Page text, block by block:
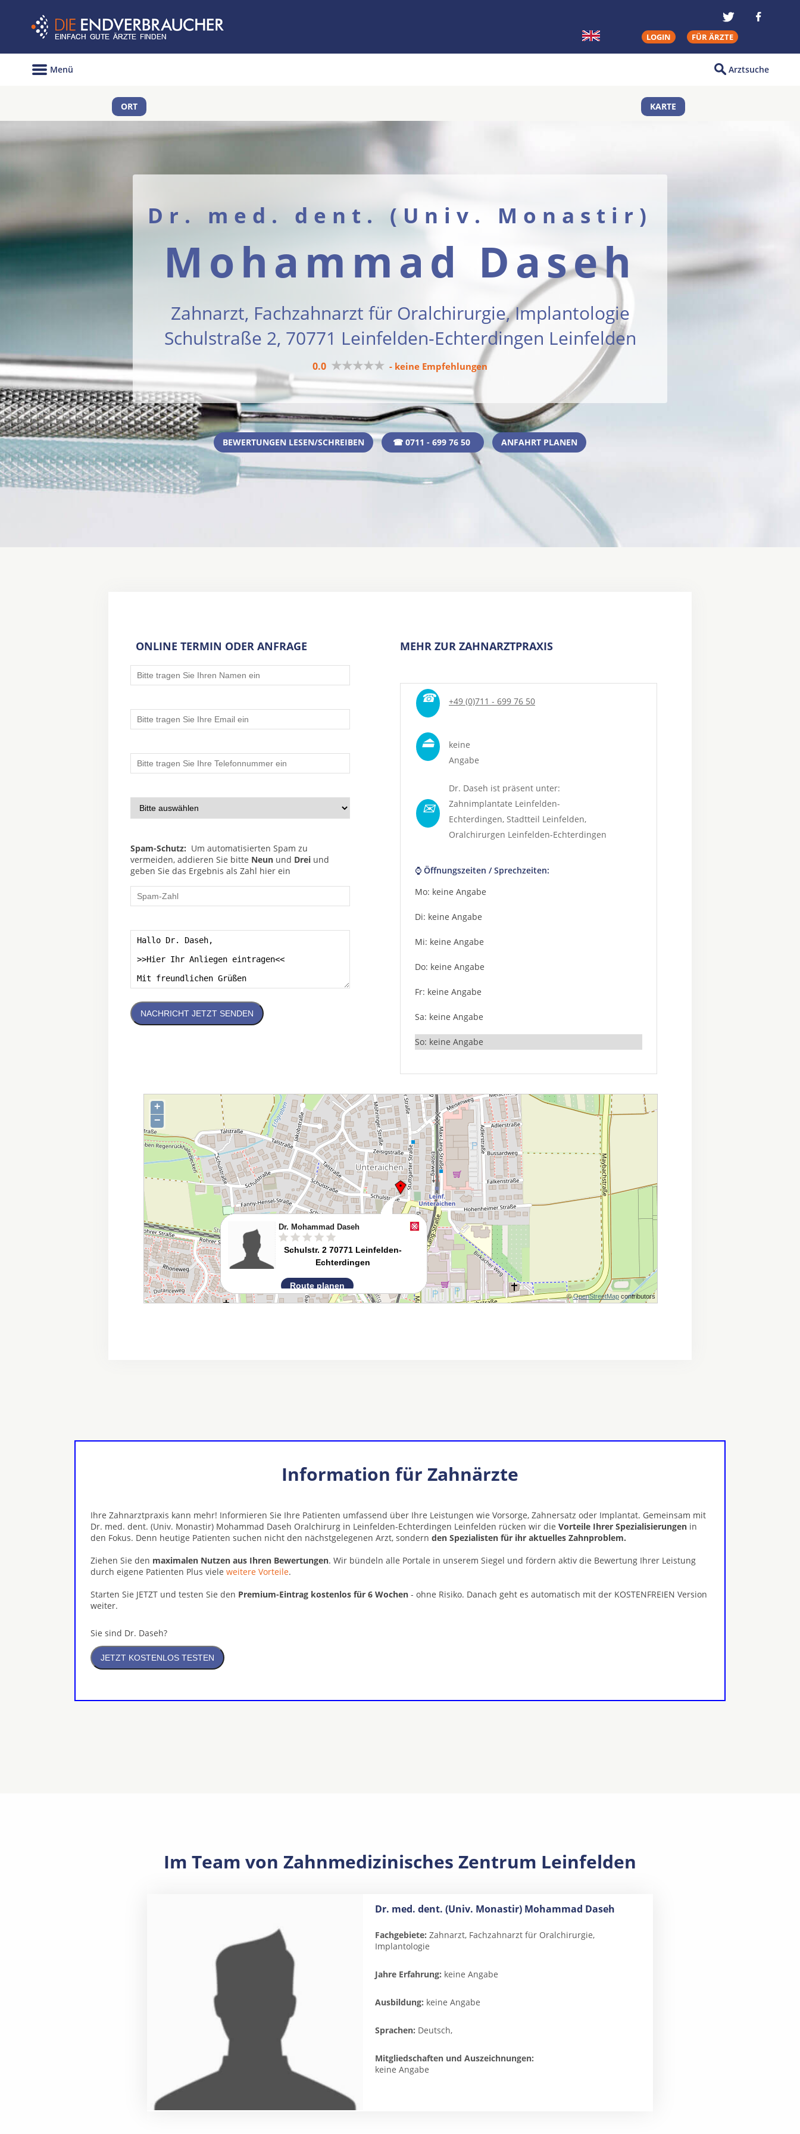
LOGIN FÜR ÄRZTE
Arztsuche
Menü
ORT KARTE
Dr. med. dent. (Univ. Monastir)
Mohammad Daseh
Zahnarzt, Fachzahnarzt für Oralchirurgie, Implantologie
Schulstraße 2, 70771 Leinfelden-Echterdingen Leinfelden
0.0 ★★★★★ - keine Empfehlungen
BEWERTUNGEN LESEN/SCHREIBEN ☎ 0711 - 699 76 50 ANFAHRT PLANEN
ONLINE TERMIN ODER ANFRAGE
Spam-Schutz: Um automatisierten Spam zu
vermeiden, addieren Sie bitte Neun und Drei und
geben Sie das Ergebnis als Zahl hier ein
NACHRICHT JETZT SENDEN
MEHR ZUR ZAHNARZTPRAXIS
☎ +49 (0)711 - 699 76 50
⏏
keine
Angabe
✉
Dr. Daseh ist präsent unter:
Zahnimplantate Leinfelden-
Echterdingen, Stadtteil Leinfelden,
Oralchirurgen Leinfelden-Echterdingen
⌚ Öffnungszeiten / Sprechzeiten:
Mo: keine Angabe
Di: keine Angabe
Mi: keine Angabe
Do: keine Angabe
Fr: keine Angabe
Sa: keine Angabe
So: keine Angabe
Information für Zahnärzte
Ihre Zahnarztpraxis kann mehr! Informieren Sie Ihre Patienten umfassend über Ihre Leistungen wie Vorsorge, Zahnersatz oder Implantat. Gemeinsam mit
Dr. med. dent. (Univ. Monastir) Mohammad Daseh Oralchirurg in Leinfelden-Echterdingen Leinfelden rücken wir die Vorteile Ihrer Spezialisierungen in
den Fokus. Denn heutige Patienten suchen nicht den nächstgelegenen Arzt, sondern den Spezialisten für ihr aktuelles Zahnproblem.
Ziehen Sie den maximalen Nutzen aus Ihren Bewertungen. Wir bündeln alle Portale in unserem Siegel und fördern aktiv die Bewertung Ihrer Leistung
durch eigene Patienten Plus viele weitere Vorteile.
Starten Sie JETZT und testen Sie den Premium-Eintrag kostenlos für 6 Wochen - ohne Risiko. Danach geht es automatisch mit der KOSTENFREIEN Version
weiter.
Sie sind Dr. Daseh?
Im Team von Zahnmedizinisches Zentrum Leinfelden
Dr. med. dent. (Univ. Monastir) Mohammad Daseh
Fachgebiete: Zahnarzt, Fachzahnarzt für Oralchirurgie,
Implantologie
Jahre Erfahrung: keine Angabe
Ausbildung: keine Angabe
Sprachen: Deutsch,
Mitgliedschaften und Auszeichnungen:
keine Angabe